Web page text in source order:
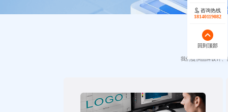
我们提供品牌设计
咨询热线
18140119082
回到顶部